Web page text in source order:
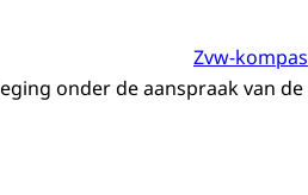
Zvw-kompas
onder de aanspraak van